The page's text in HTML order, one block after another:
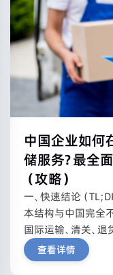
中国企业如何
储服务？最全
（攻略）
一、快速结论（
本结构与中国完全
国际运输、清关、退
查看详情